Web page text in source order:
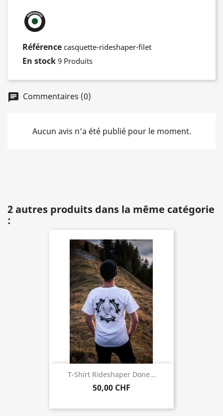
Référence casquette-rideshaper-filet
En stock 9 Produits
chat Commentaires (0)
Aucun avis n'a été publié pour le moment.
2 autres produits dans la même catégorie
:
T-Shirt Rideshaper Done...
50,00 CHF